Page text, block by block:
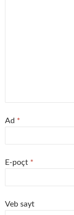
Ad *
E-poçt *
Veb sayt